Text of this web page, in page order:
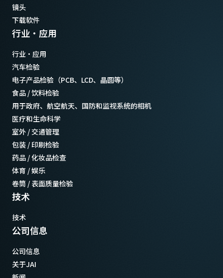
镜头
下载软件
行业·应用
行业·应用
汽车检验
电子产品检验（PCB、LCD、晶圆等）
食品 / 饮料检验
用于政府、航空航天、国防和监视系统的相机
医疗和生命科学
室外 / 交通管理
包装 / 印刷检验
药品 / 化妆品检查
体育 / 娱乐
卷筒 / 表面质量检验
技术
技术
公司信息
公司信息
关于JAI